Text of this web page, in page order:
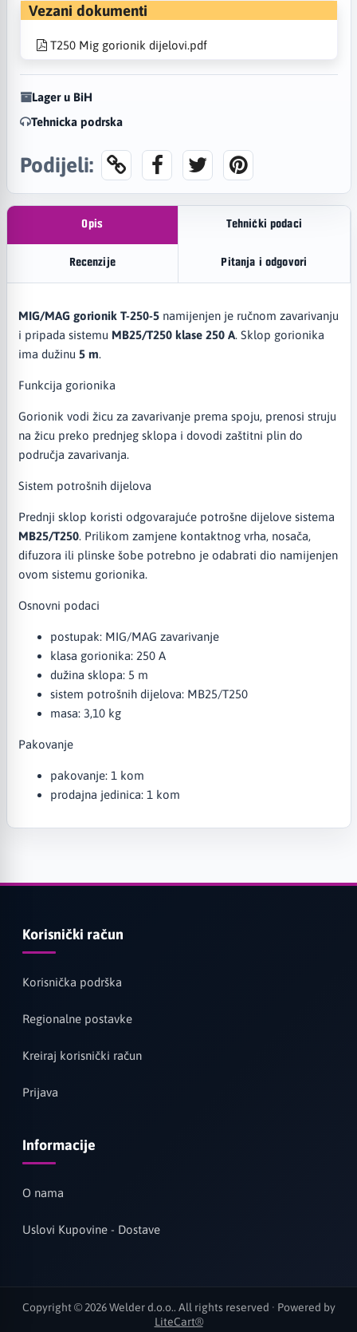
Vezani dokumenti
T250 Mig gorionik dijelovi.pdf
Lager u BiH
Tehnicka podrska
Podijeli:
Opis Tehnički podaci
Recenzije Pitanja i odgovori
MIG/MAG gorionik T-250-5namijenjen je ručnom zavarivanju
i pripada sistemu MB25/T250 klase 250 A. Sklop gorionika
ima dužinu 5 m.
Funkcija gorionika
Gorionik vodi žicu za zavarivanje prema spoju, prenosi struju
na žicu preko prednjeg sklopa i dovodi zaštitni plin do
područja zavarivanja.
Sistem potrošnih dijelova
Prednji sklop koristi odgovarajuće potrošne dijelove sistema
MB25/T250. Prilikom zamjene kontaktnog vrha, nosača,
difuzora ili plinske šobe potrebno je odabrati dio namijenjen
ovom sistemu gorionika.
Osnovni podaci
postupak: MIG/MAG zavarivanje
klasa gorionika: 250 A
dužina sklopa: 5 m
sistem potrošnih dijelova: MB25/T250
masa: 3,10 kg
Pakovanje
pakovanje: 1 kom
prodajna jedinica: 1 kom
Korisnički račun
Korisnička podrška
Regionalne postavke
Kreiraj korisnički račun
Prijava
Informacije
O nama
Uslovi Kupovine - Dostave
Copyright © 2026 Welder d.o.o.. All rights reserved · Powered by
LiteCart®